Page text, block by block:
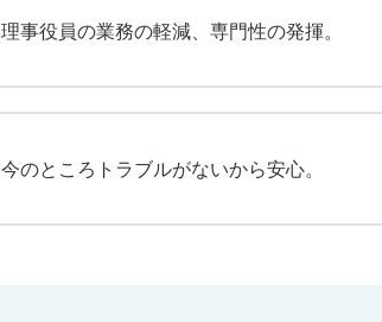
理事役員の業務の軽減、専門性の発揮。
今のところトラブルがないから安心。